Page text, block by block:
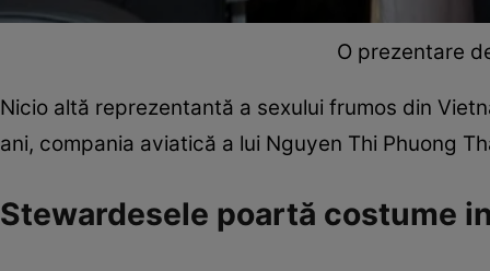
O prezentare
Nicio altă reprezentantă a sexului frumos din
ani, compania aviatică a lui Nguyen Thi Phuong
Stewardesele poartă costume